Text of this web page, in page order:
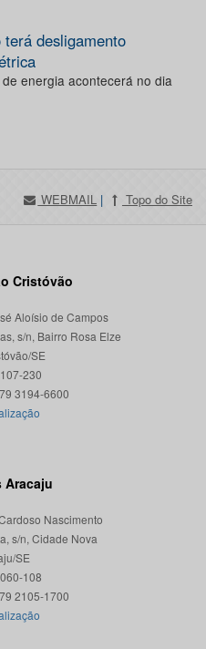
desligamento
energia acontecerá no dia
WEBMAIL | Topo do Site
Cristóvão
Aloísio de Campos
s/n, Bairro Rosa Elze
SE
230
Aracaju
Nascimento
s/n, Cidade Nova
SE
108